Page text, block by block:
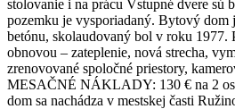
stolovanie i na prácu Vstupné dvere sú
pozemku je vysporiadaný. Bytový dom
betónu, skolaudovaný bol v roku 1977.
obnovou – zateplenie, nová strecha,
zrenovované spoločné priestory,
MESAČNÉ NÁKLADY: 130 € na 2
dom sa nachádza v mestskej časti